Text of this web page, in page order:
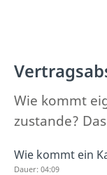
Wie kommt
zustande?
Wie kommt ein
Dauer: 04:09